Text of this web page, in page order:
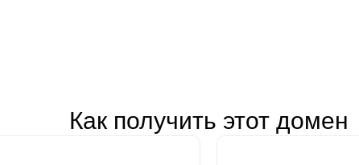
Как получить этот домен